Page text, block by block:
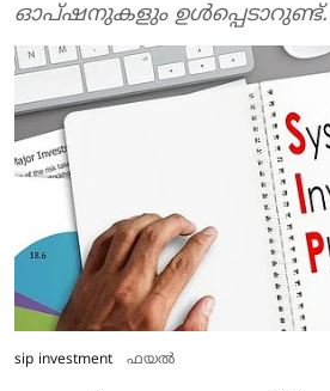
ഓപ്ഷനുകളും ഉൾപ്പെടാറുണ്ട്.
sip investment ഫയൽ